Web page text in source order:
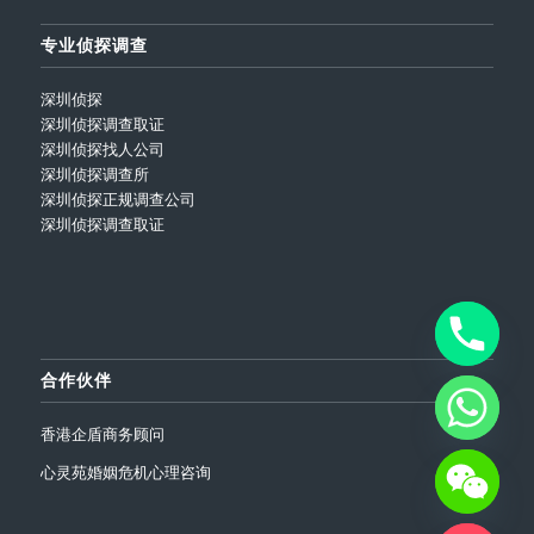
专业侦探调查
深圳侦探
深圳侦探调查取证
深圳侦探找人公司
深圳侦探调查所
深圳侦探正规调查公司
深圳侦探调查取证
合作伙伴
香港企盾商务顾问
心灵苑婚姻危机心理咨询